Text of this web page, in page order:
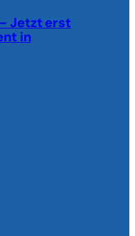
Jetzt erst
in